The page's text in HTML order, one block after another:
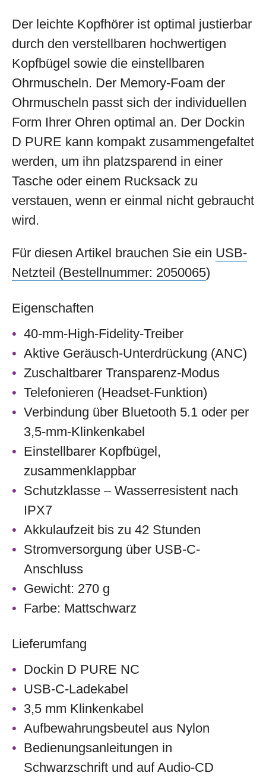
Der leichte Kopfhörer ist optimal justierbar
durch den verstellbaren hochwertigen
Kopfbügel sowie die einstellbaren
Ohrmuscheln. Der Memory-Foam der
Ohrmuscheln passt sich der individuellen
Form Ihrer Ohren optimal an. Der Dockin
D PURE kann kompakt zusammengefaltet
werden, um ihn platzsparend in einer
Tasche oder einem Rucksack zu
verstauen, wenn er einmal nicht gebraucht
wird.
Für diesen Artikel brauchen Sie ein USB-
Netzteil (Bestellnummer: 2050065)
Eigenschaften
40-mm-High-Fidelity-Treiber
Aktive Geräusch-Unterdrückung (ANC)
Zuschaltbarer Transparenz-Modus
Telefonieren (Headset-Funktion)
Verbindung über Bluetooth 5.1 oder per
3,5-mm-Klinkenkabel
Einstellbarer Kopfbügel,
zusammenklappbar
Schutzklasse – Wasserresistent nach
IPX7
Akkulaufzeit bis zu 42 Stunden
Stromversorgung über USB-C-
Anschluss
Gewicht: 270 g
Farbe: Mattschwarz
Lieferumfang
Dockin D PURE NC
USB-C-Ladekabel
3,5 mm Klinkenkabel
Aufbewahrungsbeutel aus Nylon
Bedienungsanleitungen in
Schwarzschrift und auf Audio-CD